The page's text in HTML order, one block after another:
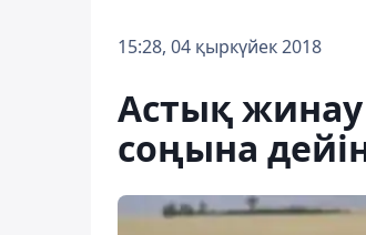
15:28, 04 қыркүйек 2018
Астық
соңына